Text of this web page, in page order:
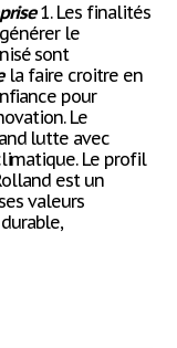
1. Les finalités
le
sont
la faire croitre en
pour
Le
lutte avec
Le profil
est un
valeurs